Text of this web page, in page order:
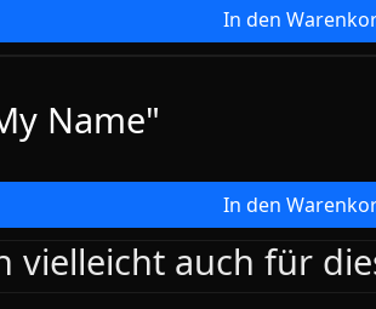
In den
Name"
In den
vielleicht auch für